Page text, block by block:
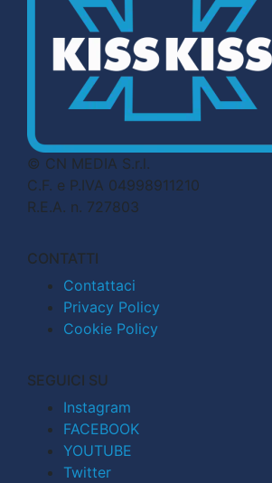
© CN MEDIA S.r.l.
C.F. e P.IVA 04998911210
R.E.A. n. 727803
CONTATTI
Contattaci
Privacy Policy
Cookie Policy
SEGUICI SU
Instagram
FACEBOOK
YOUTUBE
Twitter